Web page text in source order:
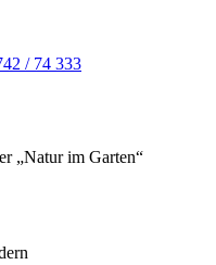
/ 74 333
„Natur im Garten“